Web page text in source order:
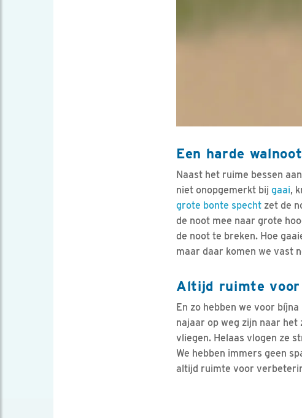
Een harde
Naast het ruime bessen
niet onopgemerkt bij gaai,
grote bonte specht zet de
de noot mee naar grote
de noot te breken. Hoe
maar daar komen we vast
Altijd ruimte
En zo hebben we voor
najaar op weg zijn naar het
vliegen. Helaas vlogen ze
We hebben immers geen
altijd ruimte voor